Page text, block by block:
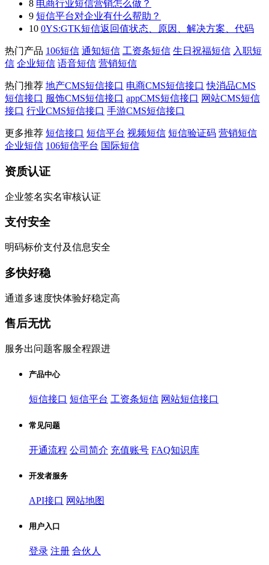
8 电商行业短信营销怎么做？
9 短信平台对企业有什么帮助？
10 0YS:GTK短信返回值状态、原因、解决方案、代码
热门产品 106短信 通知短信 工资条短信 生日祝福短信 入职短
信 企业短信 语音短信 营销短信
热门推荐 地产CMS短信接口 电商CMS短信接口 快消品CMS
短信接口 服饰CMS短信接口 appCMS短信接口 网站CMS短信
接口 行业CMS短信接口 手游CMS短信接口
更多推荐 短信接口 短信平台 视频短信 短信验证码 营销短信
企业短信 106短信平台 国际短信
资质认证
企业签名实名审核认证
支付安全
明码标价支付及信息安全
多快好稳
通道多速度快体验好稳定高
售后无忧
服务出问题客服全程跟进
产品中心
短信接口 短信平台 工资条短信 网站短信接口
常见问题
开通流程 公司简介 充值账号 FAQ知识库
开发者服务
API接口 网站地图
用户入口
登录 注册 合伙人